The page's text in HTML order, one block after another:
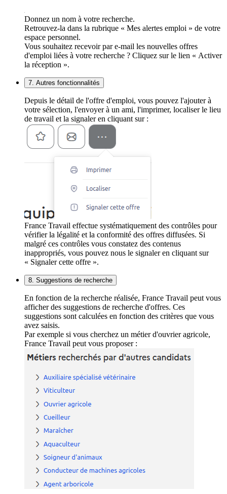
Donnez un nom à votre recherche.
Retrouvez-la dans la rubrique « Mes alertes emploi » de votre
espace personnel.
Vous souhaitez recevoir par e-mail les nouvelles offres
d'emploi liées à votre recherche ? Cliquez sur le lien « Activer
la réception ».
7. Autres fonctionnalités
Depuis le détail de l'offre d'emploi, vous pouvez l'ajouter à
votre sélection, l'envoyer à un ami, l'imprimer, localiser le lieu
de travail et la signaler en cliquant sur :
France Travail effectue systématiquement des contrôles pour
vérifier la légalité et la conformité des offres diffusées. Si
malgré ces contrôles vous constatez des contenus
inappropriés, vous pouvez nous le signaler en cliquant sur
« Signaler cette offre ».
8. Suggestions de recherche
En fonction de la recherche réalisée, France Travail peut vous
afficher des suggestions de recherche d'offres. Ces
suggestions sont calculées en fonction des critères que vous
avez saisis.
Par exemple si vous cherchez un métier d'ouvrier agricole,
France Travail peut vous proposer :